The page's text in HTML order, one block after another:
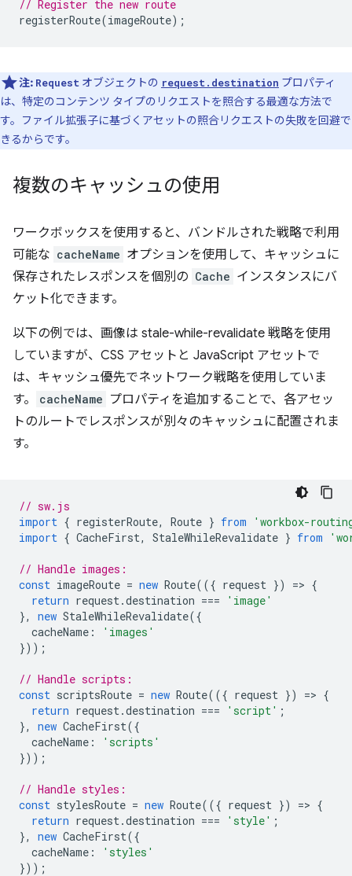
// Register the new route
registerRoute(imageRoute);
注: Request オブジェクトの request.destination プロパティ
は、特定のコンテンツ タイプのリクエストを照合する最適な方法で
す。ファイル拡張子に基づくアセットの照合リクエストの失敗を回避で
きるからです。
複数のキャッシュの使用
ワークボックスを使用すると、バンドルされた戦略で利用
可能な cacheName オプションを使用して、キャッシュに
保存されたレスポンスを個別の Cache インスタンスにバ
ケット化できます。
以下の例では、画像は stale-while-revalidate 戦略を使用
していますが、CSS アセットと JavaScript アセットで
は、キャッシュ優先でネットワーク戦略を使用していま
す。
cacheName プロパティを追加することで、各アセッ
トのルートでレスポンスが別々のキャッシュに配置されま
す。
// sw.js
import { registerRoute, Route } from
'workbox-
import { CacheFirst, StaleWhileRevalidate } from
// Handle images:
const imageRoute = new Route(({ request }) => {
return request.destination ===
'image'
},
new StaleWhileRevalidate({
cacheName :
'images'
}));
// Handle scripts:
const scriptsRoute = new Route(({ request }) => {
return request.destination === 'script' ;
},
new CacheFirst({
cacheName :
'scripts'
}));
// Handle styles:
const stylesRoute = new Route(({ request }) => {
return request.destination === 'style' ;
},
new CacheFirst({
cacheName :
'styles'
}));